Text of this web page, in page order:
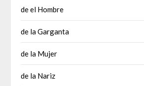
de el Hombre
de la Garganta
de la Mujer
de la Nariz